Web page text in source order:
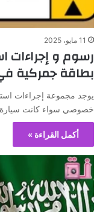
11 مايو، 2025
رسوم و إجراءات
بطاقة جمركية في
يوجد مجموعة إجراءات
خصوصي سواء كانت سيارة
أكمل القراءة »